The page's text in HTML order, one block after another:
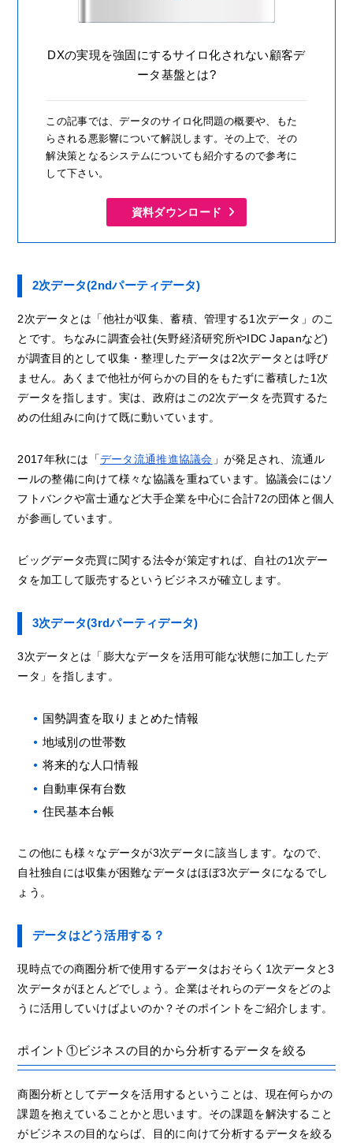
DXの実現を強固にするサイロ化されない顧客デ
ータ基盤とは?
この記事では、データのサイロ化問題の概要や、もた
らされる悪影響について解説します。その上で、その
解決策となるシステムについても紹介するので参考に
して下さい。
資料ダウンロード
2次データ(2ndパーティデータ)
2次データとは「他社が収集、蓄積、管理する1次データ」のこ
とです。ちなみに調査会社(矢野経済研究所やIDC Japanなど)
が調査目的として収集・整理したデータは2次データとは呼び
ません。あくまで他社が何らかの目的をもたずに蓄積した1次
データを指します。実は、政府はこの2次データを売買するた
めの仕組みに向けて既に動いています。
2017年秋には「データ流通推進協議会 」が発足され、流通ル
ールの整備に向けて様々な協議を重ねています。協議会にはソ
フトバンクや富士通など大手企業を中心に合計72の団体と個人
が参画しています。
ビッグデータ売買に関する法令が策定すれば、自社の1次デー
タを加工して販売するというビジネスが確立します。
3次データ(3rdパーティデータ)
3次データとは「膨大なデータを活用可能な状態に加工したデ
ータ」を指します。
国勢調査を取りまとめた情報
地域別の世帯数
将来的な人口情報
自動車保有台数
住民基本台帳
この他にも様々なデータが3次データに該当します。なので、
自社独自には収集が困難なデータはほぼ3次データになるでし
ょう。
データはどう活用する？
現時点での商圏分析で使用するデータはおそらく1次データと3
次データがほとんどでしょう。企業はそれらのデータをどのよ
うに活用していけばよいのか？そのポイントをご紹介します。
ポイント①ビジネスの目的から分析するデータを絞る
商圏分析としてデータを活用するということは、現在何らかの
課題を抱えていることかと思います。その課題を解決すること
がビジネスの目的ならば、目的に向けて分析するデータを絞る